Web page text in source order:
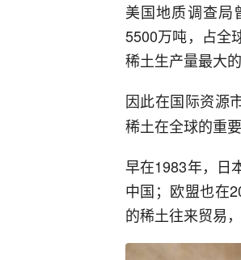
美国地质调查局
5500万吨，占全
稀土生产量最大的
因此在国际资源
稀土在全球的重要
早在1983年，日
中国；欧盟也在
的稀土往来贸易